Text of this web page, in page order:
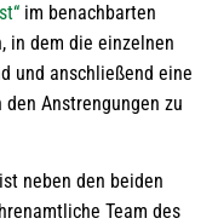
im benachbarten
in dem die einzelnen
und anschließend eine
Anstrengungen zu
neben den beiden
Team des